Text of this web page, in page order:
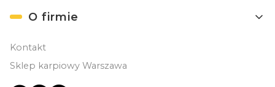
O firmie
Kontakt
Sklep karpiowy Warszawa